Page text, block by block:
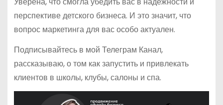
перспективе детского бизнеса. И это значит, что
вопрос маркетинга для вас особо актуален.
Подписывайтесь в мой Телеграм Канал,
рассказываю, о том как запустить и привлекать
клиентов в школы, клубы, салоны и спа.